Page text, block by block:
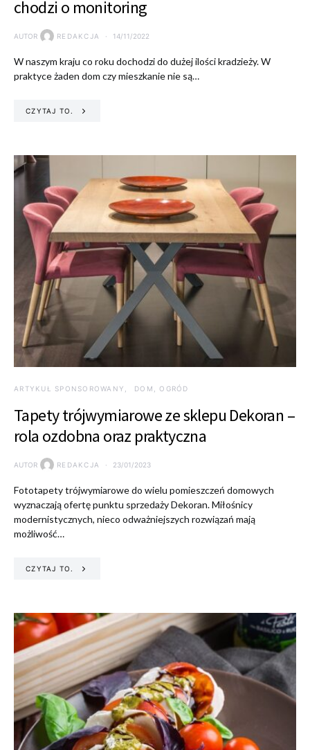
chodzi o monitoring
AUTOR REDAKCJA 14/11/2022
W naszym kraju co roku dochodzi do dużej ilości kradzieży. W
praktyce żaden dom czy mieszkanie nie są…
CZYTAJ TO.
ARTYKUŁ SPONSOROWANY DOM, OGRÓD
Tapety trójwymiarowe ze sklepu Dekoran –
rola ozdobna oraz praktyczna
AUTOR REDAKCJA 23/01/2023
Fototapety trójwymiarowe do wielu pomieszczeń domowych
wyznaczają ofertę punktu sprzedaży Dekoran. Miłośnicy
modernistycznych, nieco odważniejszych rozwiązań mają
możliwość…
CZYTAJ TO.